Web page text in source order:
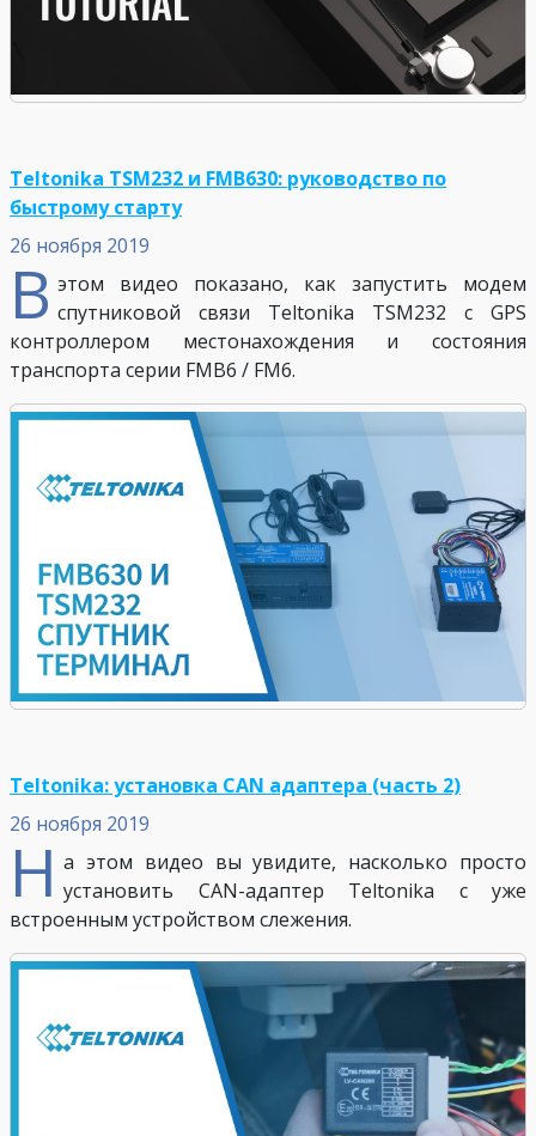
26 ноября 2019
Teltonika TSM232 и FMB630: руководство по
быстрому старту
В этом видео показано, как запустить модем
спутниковой связи Teltonika TSM232 с GPS
контроллером местонахождения и состояния
транспорта серии FMB6 / FM6.
26 ноября 2019
Teltonika: установка CAN адаптера (часть 2)
Н а этом видео вы увидите, насколько просто
установить CAN-адаптер Teltonika с уже
встроенным устройством слежения.